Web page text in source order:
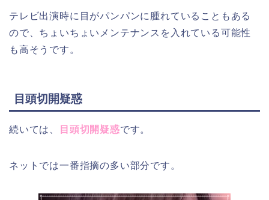
テレビ出演時に目がパンパンに腫れていることもある
ので、ちょいちょいメンテナンスを入れている可能性
も高そうです。
目頭切開疑惑
続いては、 目頭切開疑惑です。
ネットでは一番指摘の多い部分です。